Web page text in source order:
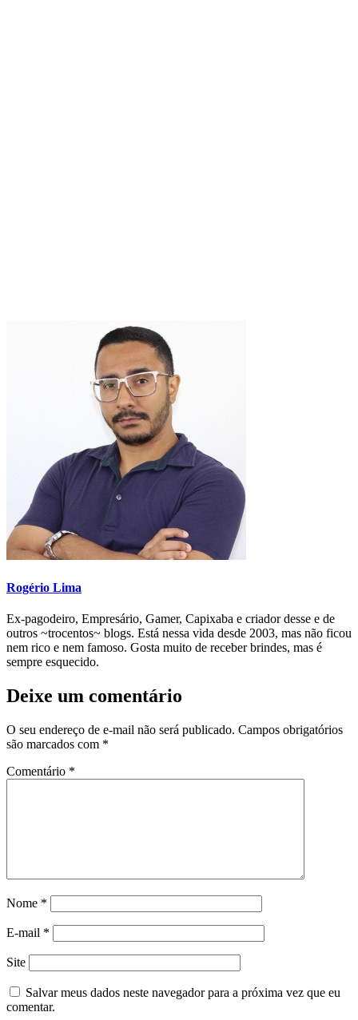
Rogério Lima
Ex-pagodeiro, Empresário, Gamer, Capixaba e criador desse e de
outros ~trocentos~ blogs. Está nessa vida desde 2003, mas não ficou
nem rico e nem famoso. Gosta muito de receber brindes, mas é
sempre esquecido.
Deixe um comentário
O seu endereço de e-mail não será publicado. Campos obrigatórios
são marcados com *
Comentário *
Nome *
E-mail *
Site
Salvar meus dados neste navegador para a próxima vez que eu
comentar.